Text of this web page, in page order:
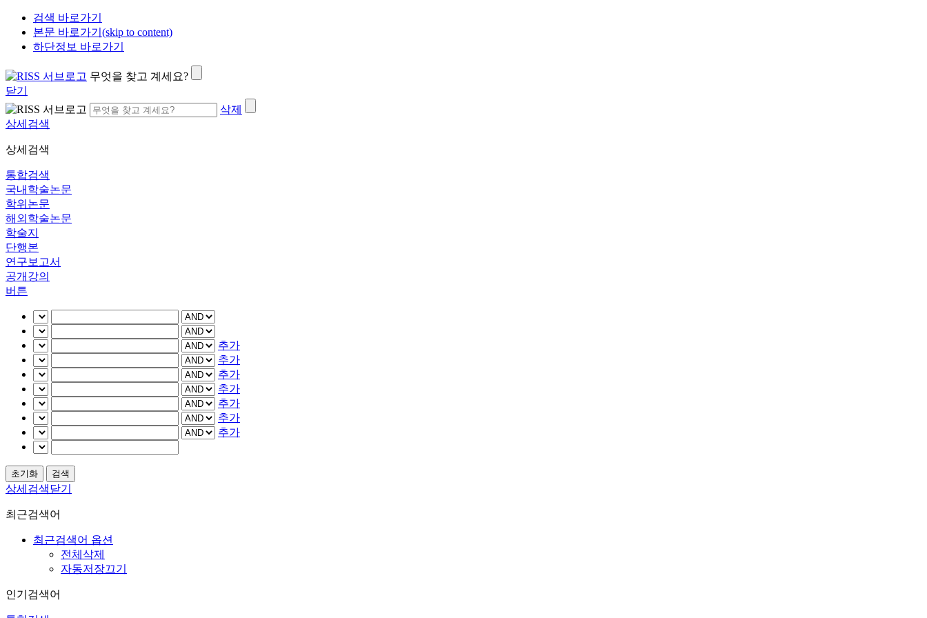
검색 바로가기
본문 바로가기(skip to content)
하단정보 바로가기
무엇을 찾고 계세요?
닫기
삭제
상세검색
상세검색
통합검색
국내학술논문
학위논문
해외학술논문
학술지
단행본
연구보고서
공개강의
버튼
추가
추가
추가
추가
추가
추가
추가
상세검색닫기
최근검색어
최근검색어 옵션
전체삭제
자동저장끄기
인기검색어